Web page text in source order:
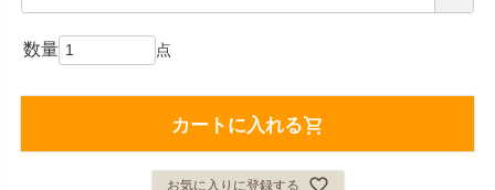
カートに入れる
お気に入りに登録する